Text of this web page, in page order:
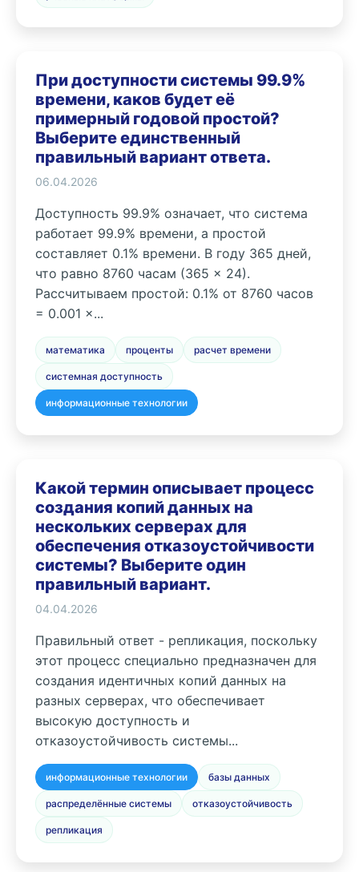
При доступности системы 99.9%
времени, каков будет её
примерный годовой простой?
Выберите единственный
правильный вариант ответа.
06.04.2026
Доступность 99.9% означает, что система
работает 99.9% времени, а простой
составляет 0.1% времени. В году 365 дней,
что равно 8760 часам (365 × 24).
Рассчитываем простой: 0.1% от 8760 часов
= 0.001 ×...
математика проценты расчет времени
системная доступность
информационные технологии
Какой термин описывает процесс
создания копий данных на
нескольких серверах для
обеспечения отказоустойчивости
системы? Выберите один
правильный вариант.
04.04.2026
Правильный ответ - репликация, поскольку
этот процесс специально предназначен для
создания идентичных копий данных на
разных серверах, что обеспечивает
высокую доступность и
отказоустойчивость системы...
информационные технологии базы данных
распределённые системы отказоустойчивость
репликация